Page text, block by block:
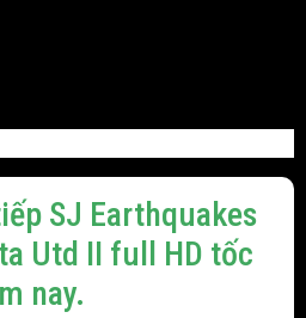
SJ Earthquakes
Utd II full HD tốc
nay.